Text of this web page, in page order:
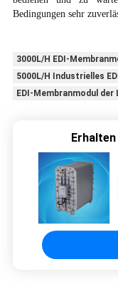
Bedingungen sehr
3000L/H EDI-
5000L/H Industrielles
EDI-Membranmodul der